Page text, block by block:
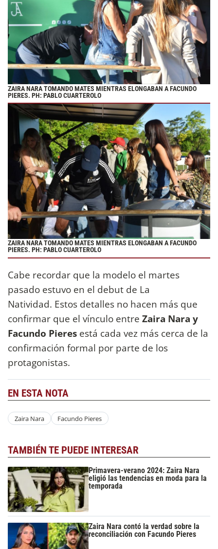
ZAIRA NARA TOMANDO MATES MIENTRAS ELONGABAN A FACUNDO
PIERES. PH: PABLO CUARTEROLO
ZAIRA NARA TOMANDO MATES MIENTRAS ELONGABAN A FACUNDO
PIERES. PH: PABLO CUARTEROLO
Cabe recordar que la modelo el martes
pasado estuvo en el debut de La
Natividad. Estos detalles no hacen más que
confirmar que el vínculo entre Zaira Nara y
Facundo Pieres está cada vez más cerca de la
confirmación formal por parte de los
protagonistas.
EN ESTA NOTA
Zaira Nara Facundo Pieres
TAMBIÉN TE PUEDE INTERESAR
Primavera-verano 2024: Zaira Nara
eligió las tendencias en moda para la
temporada
Zaira Nara contó la verdad sobre la
reconciliación con Facundo Pieres